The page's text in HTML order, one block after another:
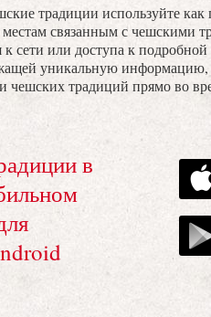
традиции используйте как
местам связанным с чешскими
сети или доступа к подробной
уникальную
чешских традиций прямо во
в